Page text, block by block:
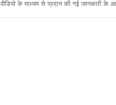
के माध्यम से प्रदान की गई जानकारी के